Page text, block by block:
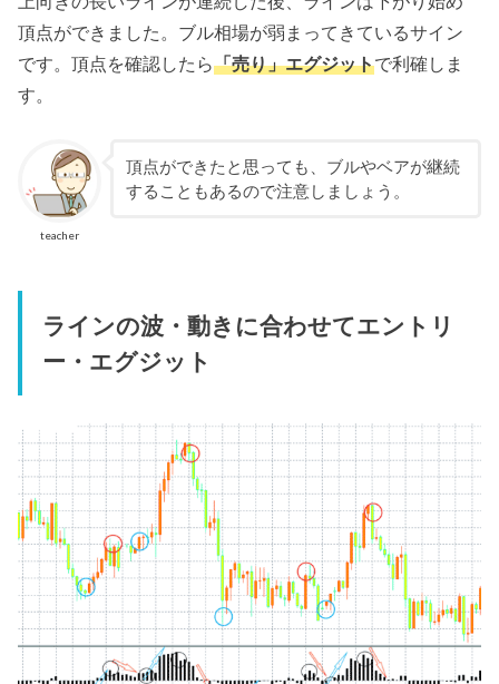
頂点ができました。ブル相場が弱まってきているサイン
です。頂点を確認したら「売り」エグジットで利確しま
す。
teacher
頂点ができたと思っても、ブルやベアが継続
することもあるので注意しましょう。
ラインの波・動きに合わせてエントリ
ー・エグジット